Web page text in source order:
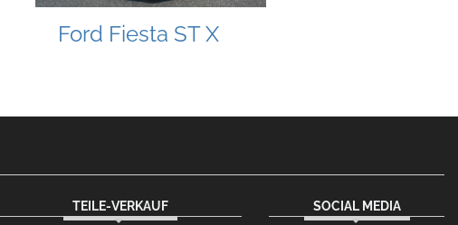
Ford Fiesta ST X
TEILE-VERKAUF SOCIAL MEDIA